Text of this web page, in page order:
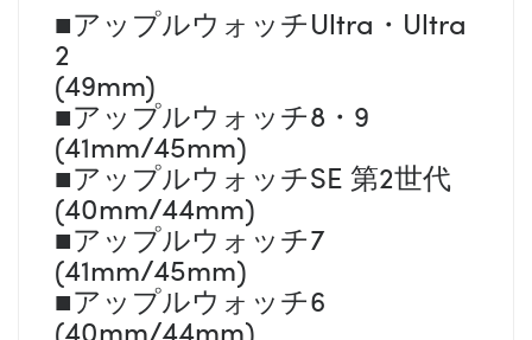
■アップルウォッチUltra・Ultra
2
(49mm)
■アップルウォッチ8・9
(41mm/45mm)
■アップルウォッチSE 第2世代
(40mm/44mm)
■アップルウォッチ7
(41mm/45mm)
■アップルウォッチ6
(40mm/44mm)